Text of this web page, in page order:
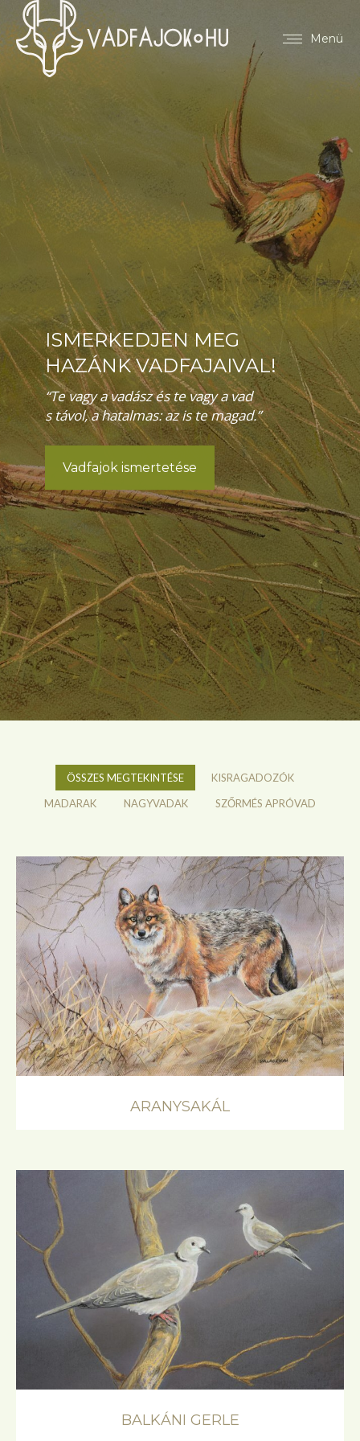
Menü
ISMERKEDJEN MEG
HAZÁNK VADFAJAIVAL!
“Te vagy a vadász és te vagy a vad
s távol, a hatalmas: az is te magad.”
Vadfajok ismertetése
ÖSSZES MEGTEKINTÉSE
KISRAGADOZÓK
MADARAK
NAGYVADAK SZŐRMÉS APRÓVAD
ARANYSAKÁL
BALKÁNI GERLE